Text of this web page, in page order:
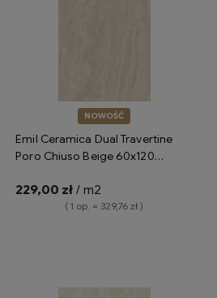
NOWOŚĆ
Emil Ceramica Dual Travertine
Poro Chiuso Beige 60x120
imitujące trawertyn
229,00 zł / m2
( 1 op. = 329,76 zł )